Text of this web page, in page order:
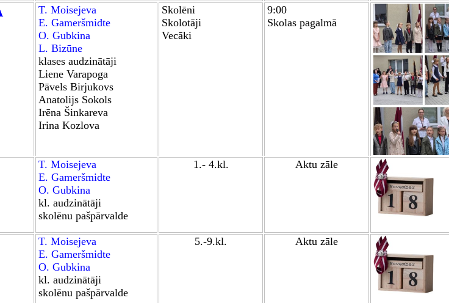
T. Moisejeva
E. Gameršmidte
O. Gubkina
L. Bizūne
klases audzinātāji
Liene Varapoga
Pāvels Birjukovs
Anatolijs Sokols
Irēna Šinkareva
Irina Kozlova
Skolēni
Skolotāji
Vecāki
9:00
Skolas pagalmā
T. Moisejeva
E. Gameršmidte
O. Gubkina
kl. audzinātāji
skolēnu pašpārvalde
1.- 4.kl. Aktu zāle
T. Moisejeva
E. Gameršmidte
O. Gubkina
kl. audzinātāji
skolēnu pašpārvalde
5.-9.kl. Aktu zāle